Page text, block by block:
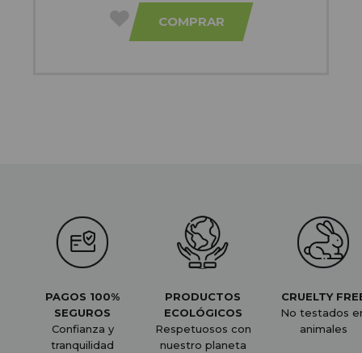
COMPRAR
PAGOS 100%
SEGUROS
Confianza y
tranquilidad
PRODUCTOS
ECOLÓGICOS
Respetuosos con
nuestro planeta
CRUELTY
No testados
animales